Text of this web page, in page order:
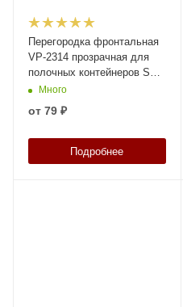
Перегородка фронтальная
VP-2314 прозрачная для
полочных контейнеров SK
3214, 4214, 5214, 6214
Много
от 79 ₽
Подробнее